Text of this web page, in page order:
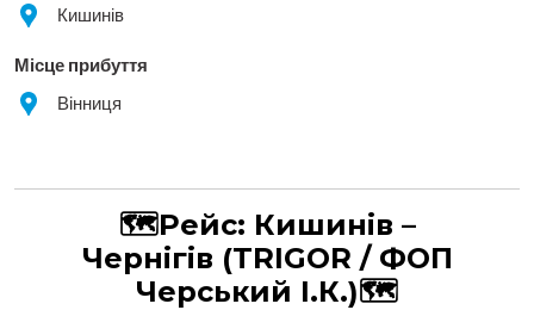
Кишинів
Місце прибуття
Вінниця
🗺Рейс: Кишинів –
Чернігів (TRIGOR / ФОП
Черський І.К.)🗺